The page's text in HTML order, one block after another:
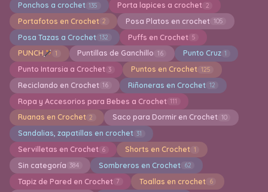
Ponchos a crochet 135 Porta lapices a crochet 2
Portafotos en Crochet 2 Posa Platos en crochet 105
Posa Tazas a Crochet 132 Puffs en Crochet 5
PUNCH 1 Puntillas de Ganchillo 16 Punto Cruz 1
Punto Intarsia a Crochet 3 Puntos en Crochet 125
Reciclando en Crochet 16 Riñoneras en Crochet 12
Ropa y Accesorios para Bebes a Crochet 111
Ruanas en Crochet 2 Saco para Dormir en Crochet 10
Sandalias, zapatillas en crochet 31
Servilletas en Crochet 6 Shorts en Crochet 1
Sin categoría 384 Sombreros en Crochet 62
Tapiz de Pared en Crochet 7 Toallas en crochet 6